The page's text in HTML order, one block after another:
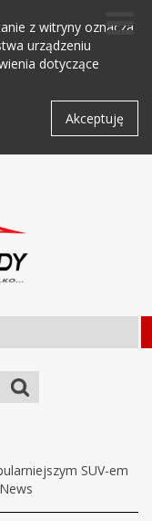
z witryny oznacza
urządzeniu
dotyczące
Akceptuję
SUV-em
News